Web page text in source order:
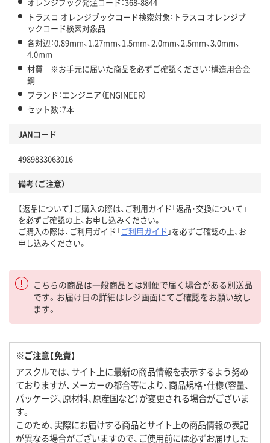
トラスコ オレンジブックコード検索対象：トラスコ オレンジブ
ックコード検索対象品
各対辺：0.89mm、1.27mm、1.5mm、2.0mm、2.5mm、3.0mm、
4.0mm
材質 ※お手元に届いた商品を必ずご確認ください：構造用合金
鋼
ブランド：エンジニア（ENGINEER）
セット数：7本
JANコード
4989833063016
備考（ご注意）
【返品について】ご購入の際は、ご利用ガイド「返品・交換について」
を必ずご確認の上、お申し込みください。
ご購入の際は、ご利用ガイド「ご利用ガイド 」を必ずご確認の上、お
申し込みください。
こちらの商品は一般商品とは別便で届く場合がある別送品
です。お届け日の詳細はレジ画面にてご確認をお願い致し
ます。
※ご注意【免責】
アスクルでは、サイト上に最新の商品情報を表示するよう努め
ておりますが、メーカーの都合等により、商品規格・仕様（容量、
パッケージ、原材料、原産国など）が変更される場合がございま
す。
このため、実際にお届けする商品とサイト上の商品情報の表記
が異なる場合がございますので、ご使用前には必ずお届けした